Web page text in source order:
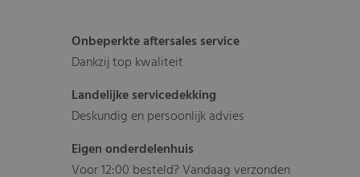
Onbeperkte aftersales service
Dankzij top kwaliteit
Landelijke servicedekking
Deskundig en persoonlijk advies
Eigen onderdelenhuis
Voor 12:00 besteld? Vandaag verzonden